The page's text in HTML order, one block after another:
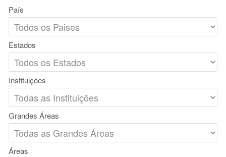
País
Estados
Instituições
Grandes Áreas
Áreas